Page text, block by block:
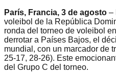
París, Francia, 3 de agosto –
voleibol de la República
ronda del torneo de voleibol
derrotar a Países Bajos, el
mundial, con un marcador de
25-17, 28-26). Este
del Grupo C del torneo.